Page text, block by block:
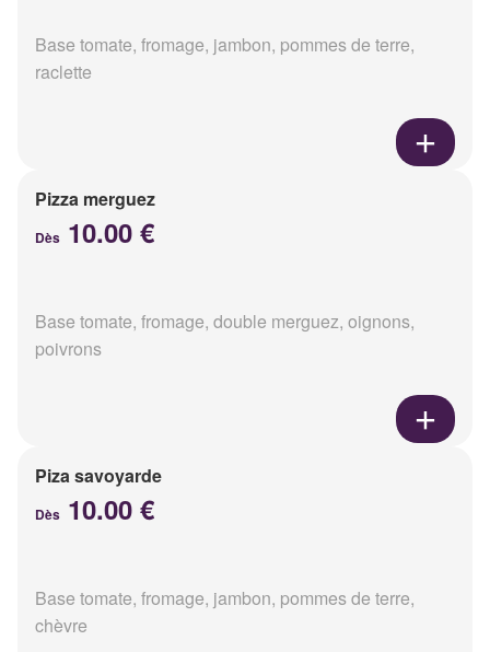
Base tomate, fromage, jambon, pommes de terre,
raclette
Pizza merguez
Dès 10.00 €
Base tomate, fromage, double merguez, oignons,
poivrons
Piza savoyarde
Dès 10.00 €
Base tomate, fromage, jambon, pommes de terre,
chèvre